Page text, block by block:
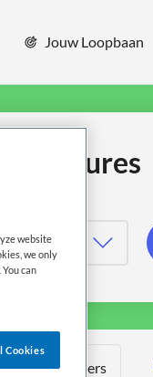
Jouw Loopbaan
vacatures
Meer filters
website
we only
can
Cookies